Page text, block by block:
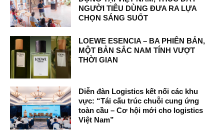
NGƯỜI TIÊU DÙNG ĐƯA RA LỰA
CHỌN SÁNG SUỐT
LOEWE ESENCIA – BA PHIÊN BẢN,
MỘT BẢN SẮC NAM TÍNH VƯỢT
THỜI GIAN
Diễn đàn Logistics kết nối các khu
vực: “Tái cấu trúc chuỗi cung ứng
toàn cầu – Cơ hội mới cho logistics
Việt Nam”